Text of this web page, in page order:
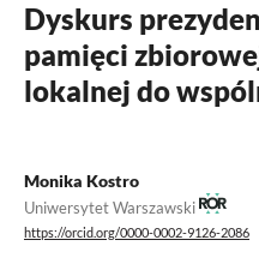
Dyskurs
pamięci
lokalnej do
Monika Kostro
Uniwersytet Warszawski
https://orcid.org/0000-0002-9126-2086